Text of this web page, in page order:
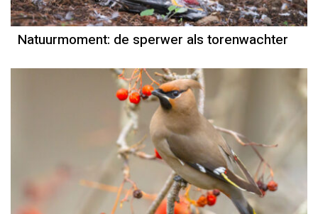
Natuurmoment: de sperwer als torenwachter
Het weer
Grieta Spannenburg